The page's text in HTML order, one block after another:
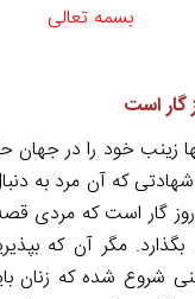
بسمه تعالی
گار است
زینب خود را در جهان‌
که آن مرد به
گار است که مردی
مگر آن که
شروع شده که زنان